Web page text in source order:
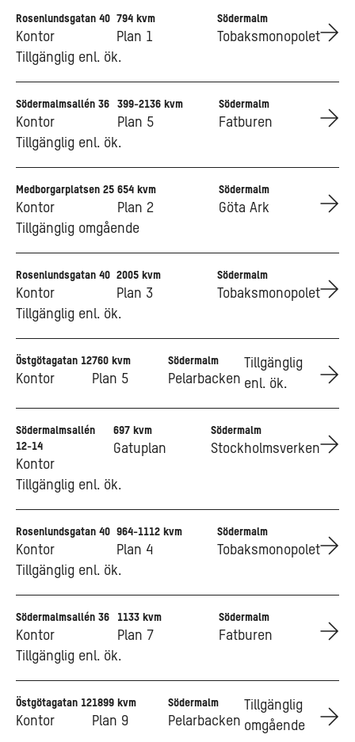
Go to Rosenlundsgatan 40
Rosenlundsgatan 40
Kontor
794 kvm
Plan 1
Södermalm
Tobaksmonopolet
Tillgänglig enl. ök.
Go to Södermalmsallén 36
Södermalmsallén 36
Kontor
399-2136 kvm
Plan 5
Södermalm
Fatburen
Tillgänglig enl. ök.
Go to Medborgarplatsen 25
Medborgarplatsen 25
Kontor
654 kvm
Plan 2
Södermalm
Göta Ark
Tillgänglig omgående
Go to Rosenlundsgatan 40
Rosenlundsgatan 40
Kontor
2005 kvm
Plan 3
Södermalm
Tobaksmonopolet
Tillgänglig enl. ök.
Go to Östgötagatan 12
Östgötagatan 12
Kontor
760 kvm
Plan 5
Södermalm
Pelarbacken
Tillgänglig
enl. ök.
Go to Södermalmsallén 12-14
Södermalmsallén
12-14
Kontor
697 kvm
Gatuplan
Södermalm
Stockholmsverken
Tillgänglig enl. ök.
Go to Rosenlundsgatan 40
Rosenlundsgatan 40
Kontor
964-1112 kvm
Plan 4
Södermalm
Tobaksmonopolet
Tillgänglig enl. ök.
Go to Södermalmsallén 36
Södermalmsallén 36
Kontor
1133 kvm
Plan 7
Södermalm
Fatburen
Tillgänglig enl. ök.
Go to Östgötagatan 12
Östgötagatan 12
Kontor
1899 kvm
Plan 9
Södermalm
Pelarbacken
Tillgänglig
omgående